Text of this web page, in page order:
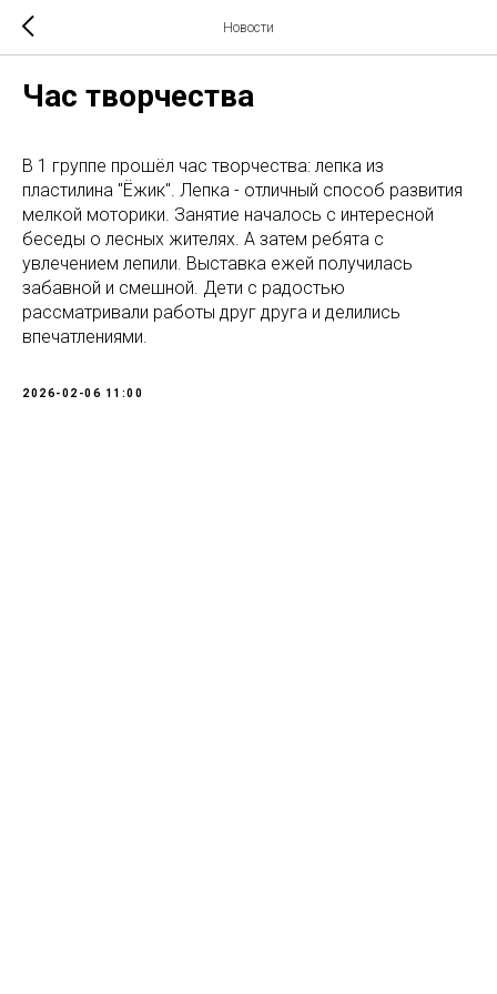
Новости
Час творчества
В 1 группе прошёл час творчества: лепка из
пластилина "Ёжик". Лепка - отличный способ развития
мелкой моторики. Занятие началось с интересной
беседы о лесных жителях. А затем ребята с
увлечением лепили. Выставка ежей получилась
забавной и смешной. Дети с радостью
рассматривали работы друг друга и делились
впечатлениями.
2026-02-06 11:00